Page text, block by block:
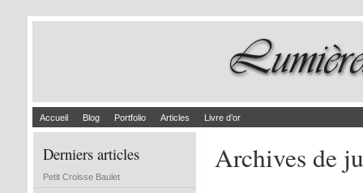
Accueil Blog Portfolio Articles Livre d’or
Derniers articles
Petit Croisse Baulet
Archives de